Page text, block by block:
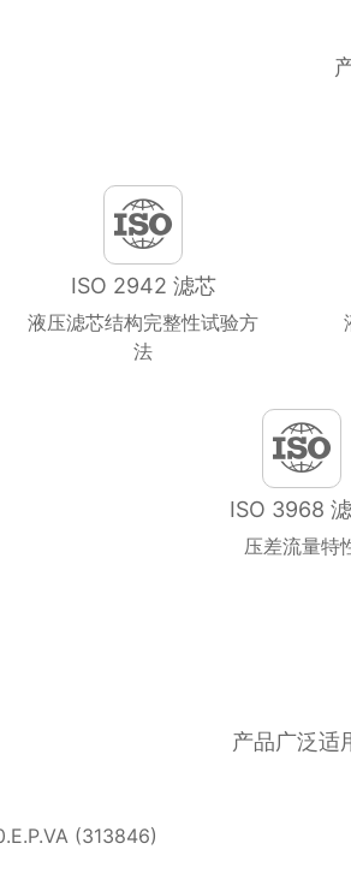
ISO 2942 滤芯
液压滤芯结构完整性试验方
法
ISO 3968
压差流量特
产品广泛适
(313846)